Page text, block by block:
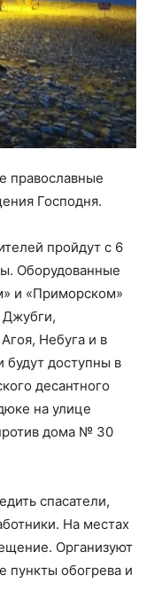
православные
Господня.
пройдут с 6
Оборудованные
и «Приморском»
Джубги,
Небуга и в
будут доступны в
десантного
на улице
дома № 30
спасатели,
На местах
Организуют
пункты обогрева и